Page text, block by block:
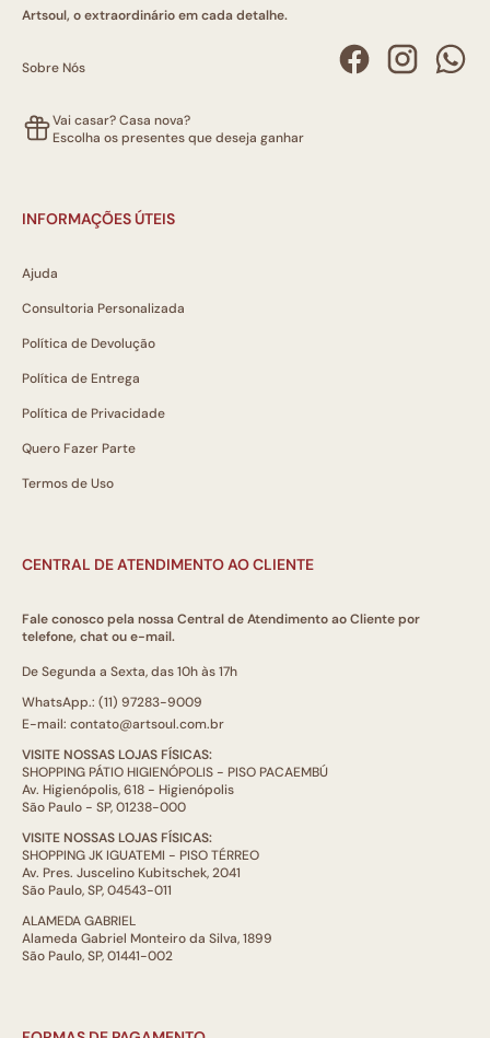
Artsoul, o extraordinário em cada detalhe.
Sobre Nós
Vai casar? Casa nova?
Escolha os presentes que deseja ganhar
INFORMAÇÕES ÚTEIS
Ajuda
Consultoria Personalizada
Política de Devolução
Política de Entrega
Política de Privacidade
Quero Fazer Parte
Termos de Uso
CENTRAL DE ATENDIMENTO AO CLIENTE
Fale conosco pela nossa Central de Atendimento ao Cliente por
telefone, chat ou e-mail.
De Segunda a Sexta, das 10h às 17h
WhatsApp.: (11) 97283-9009
E-mail: contato@artsoul.com.br
VISITE NOSSAS LOJAS FÍSICAS:
SHOPPING PÁTIO HIGIENÓPOLIS - PISO PACAEMBÚ
Av. Higienópolis, 618 - Higienópolis
São Paulo - SP, 01238-000
VISITE NOSSAS LOJAS FÍSICAS:
SHOPPING JK IGUATEMI - PISO TÉRREO
Av. Pres. Juscelino Kubitschek, 2041
São Paulo, SP, 04543-011
ALAMEDA GABRIEL
Alameda Gabriel Monteiro da Silva, 1899
São Paulo, SP, 01441-002